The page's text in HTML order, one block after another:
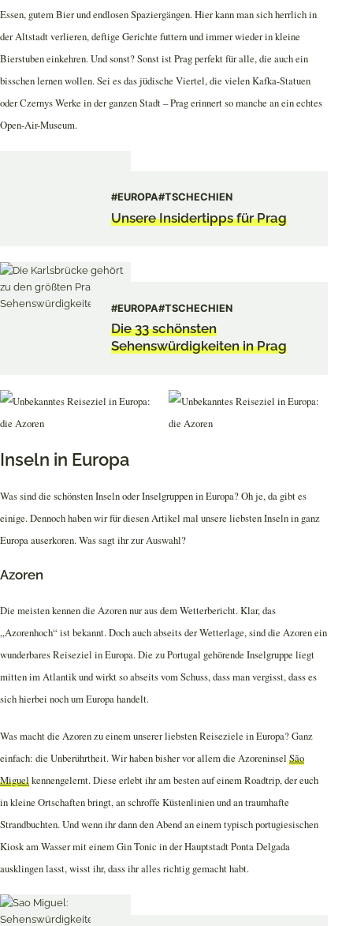
Essen, gutem Bier und endlosen Spaziergängen. Hier kann man sich herrlich in
der Altstadt verlieren, deftige Gerichte futtern und immer wieder in kleine
Bierstuben einkehren. Und sonst? Sonst ist Prag perfekt für alle, die auch ein
bisschen lernen wollen. Sei es das jüdische Viertel, die vielen Kafka-Statuen
oder Czernys Werke in der ganzen Stadt – Prag erinnert so manche an ein echtes
Open-Air-Museum.
#EUROPA#TSCHECHIEN
Unsere Insidertipps für Prag
#EUROPA#TSCHECHIEN
Die 33 schönsten
Sehenswürdigkeiten in Prag
Inseln in Europa
Was sind die schönsten Inseln oder Inselgruppen in Europa? Oh je, da gibt es
einige. Dennoch haben wir für diesen Artikel mal unsere liebsten Inseln in ganz
Europa auserkoren. Was sagt ihr zur Auswahl?
Azoren
Die meisten kennen die Azoren nur aus dem Wetterbericht. Klar, das
„Azorenhoch“ ist bekannt. Doch auch abseits der Wetterlage, sind die Azoren ein
wunderbares Reiseziel in Europa. Die zu Portugal gehörende Inselgruppe liegt
mitten im Atlantik und wirkt so abseits vom Schuss, dass man vergisst, dass es
sich hierbei noch um Europa handelt.
Was macht die Azoren zu einem unserer liebsten Reiseziele in Europa? Ganz
einfach: die Unberührtheit. Wir haben bisher vor allem die Azoreninsel São
Miguelkennengelernt. Diese erlebt ihr am besten auf einem Roadtrip, der euch
in kleine Ortschaften bringt, an schroffe Küstenlinien und an traumhafte
Strandbuchten. Und wenn ihr dann den Abend an einem typisch portugiesischen
Kiosk am Wasser mit einem Gin Tonic in der Hauptstadt Ponta Delgada
ausklingen lasst, wisst ihr, dass ihr alles richtig gemacht habt.